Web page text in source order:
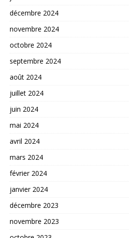
décembre 2024
novembre 2024
octobre 2024
septembre 2024
août 2024
juillet 2024
juin 2024
mai 2024
avril 2024
mars 2024
février 2024
janvier 2024
décembre 2023
novembre 2023